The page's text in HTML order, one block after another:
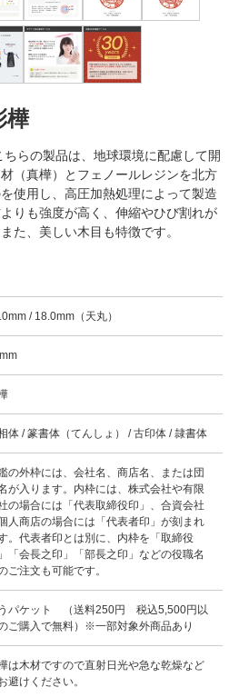
樺
らの製品は、地球環境に配慮して開
（真樺）とフェノールレジンを北方
使用し、高圧加熱処理によって製造
りも強度が高く、伸縮やひび割れが
た、美しい木目も特徴です。
/ 18.0mm（天丸）
体 / 篆書体（てんしょ） / 古印体 / 隷書体
の外枠には、会社名、商店名、または団
が入ります。内枠には、株式会社や有限
の場合には「代表取締役印」、合資会社
人商店の場合には「代表者印」が刻まれ
。代表者印とは別に、内枠を「取締役
「会長之印」「部長之印」などの役職名
ご注文も可能です。
パケット （送料250円 税込5,500円以
ご購入で無料）※一部対象外商品あり
は木材ですので直射日光や急な乾燥など
避けください。